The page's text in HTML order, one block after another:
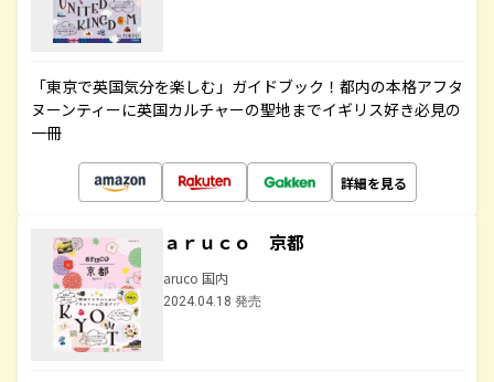
「東京で英国気分を楽しむ」ガイドブック！都内の本格アフタ
ヌーンティーに英国カルチャーの聖地までイギリス好き必見の
一冊
詳細を見る
ａｒｕｃｏ 京都
aruco 国内
2024.04.18 発売